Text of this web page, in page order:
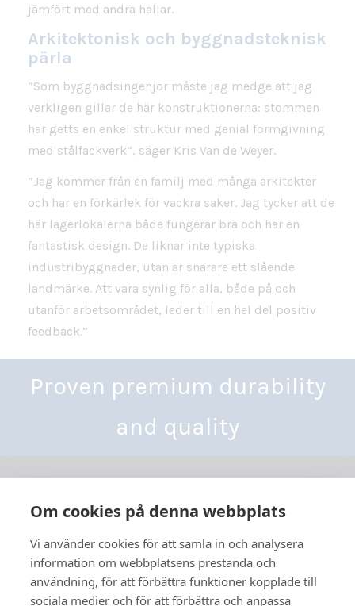
jämfört med andra hallar.
Arkitektonisk och byggnadsteknisk
pärla
”Som byggnadsingenjör måste jag medge att jag
verkligen gillar de här konstruktionerna: stommen
har getts en enkel struktur med genial formgivning
med stålfackverk”, säger Kris Van de Weyer.
”Jag kommer från en familj med många arkitekter
och har en förkärlek för vackra saker. Jag tycker att de
här lagerlokalerna både fungerar bra och har en
fantastisk design. De liknar inte typiska
industribyggnader, utan är snarare ett slående
landmärke. Att vara synlig för alla, både på och
utanför arbetsområdet, leder till en hel del positiv
feedback.”
Proven premium durability
and quality
Yhdystie 3-7,
68300 Kälviä, Finland
Om cookies på denna webbplats
Vi använder cookies för att samla in och analysera
information om webbplatsens prestanda och
användning, för att förbättra funktioner kopplade till
sociala medier och för att förbättra och anpassa